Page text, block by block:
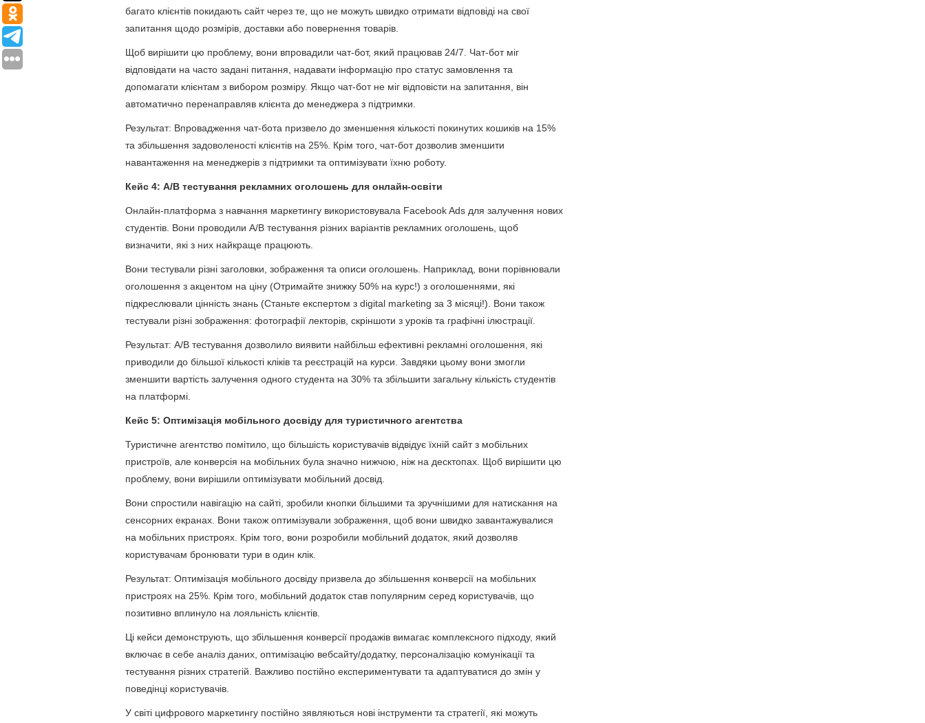
багато клієнтів покидають сайт через те, що не можуть швидко отримати відповіді на свої
запитання щодо розмірів, доставки або повернення товарів.
Щоб вирішити цю проблему, вони впровадили чат-бот, який працював 24/7. Чат-бот міг
відповідати на часто задані питання, надавати інформацію про статус замовлення та
допомагати клієнтам з вибором розміру. Якщо чат-бот не міг відповісти на запитання, він
автоматично перенаправляв клієнта до менеджера з підтримки.
Результат: Впровадження чат-бота призвело до зменшення кількості покинутих кошиків на 15%
та збільшення задоволеності клієнтів на 25%. Крім того, чат-бот дозволив зменшити
навантаження на менеджерів з підтримки та оптимізувати їхню роботу.
Кейс 4: A/B тестування рекламних оголошень для онлайн-освіти
Онлайн-платформа з навчання маркетингу використовувала Facebook Ads для залучення нових
студентів. Вони проводили A/B тестування різних варіантів рекламних оголошень, щоб
визначити, які з них найкраще працюють.
Вони тестували різні заголовки, зображення та описи оголошень. Наприклад, вони порівнювали
оголошення з акцентом на ціну (Отримайте знижку 50% на курс!) з оголошеннями, які
підкреслювали цінність знань (Станьте експертом з digital marketing за 3 місяці!). Вони також
тестували різні зображення: фотографії лекторів, скріншоти з уроків та графічні ілюстрації.
Результат: A/B тестування дозволило виявити найбільш ефективні рекламні оголошення, які
приводили до більшої кількості кліків та реєстрацій на курси. Завдяки цьому вони змогли
зменшити вартість залучення одного студента на 30% та збільшити загальну кількість студентів
на платформі.
Кейс 5: Оптимізація мобільного досвіду для туристичного агентства
Туристичне агентство помітило, що більшість користувачів відвідує їхній сайт з мобільних
пристроїв, але конверсія на мобільних була значно нижчою, ніж на десктопах. Щоб вирішити цю
проблему, вони вирішили оптимізувати мобільний досвід.
Вони спростили навігацію на сайті, зробили кнопки більшими та зручнішими для натискання на
сенсорних екранах. Вони також оптимізували зображення, щоб вони швидко завантажувалися
на мобільних пристроях. Крім того, вони розробили мобільний додаток, який дозволяв
користувачам бронювати тури в один клік.
Результат: Оптимізація мобільного досвіду призвела до збільшення конверсії на мобільних
пристроях на 25%. Крім того, мобільний додаток став популярним серед користувачів, що
позитивно вплинуло на лояльність клієнтів.
Ці кейси демонструють, що збільшення конверсії продажів вимагає комплексного підходу, який
включає в себе аналіз даних, оптимізацію вебсайту/додатку, персоналізацію комунікації та
тестування різних стратегій. Важливо постійно експериментувати та адаптуватися до змін у
поведінці користувачів.
У світі цифрового маркетингу постійно зявляються нові інструменти та стратегії, які можуть